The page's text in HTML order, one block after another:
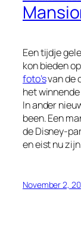
Een tijdje
kon bieden
foto’svan de
het winnende
In ander
been. Een
de Disney-
en eist nu
November 2,